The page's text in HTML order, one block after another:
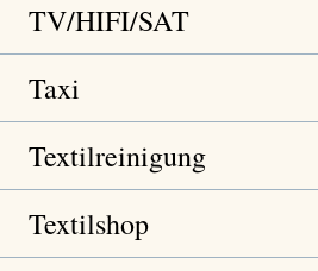
TV/HIFI/SAT
Taxi
Textilreinigung
Textilshop